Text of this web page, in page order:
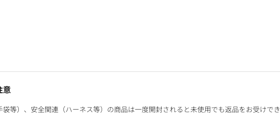
意
等）、安全関連（ハーネス等）の商品は一度開封されると未使用でも返品をお受けでき